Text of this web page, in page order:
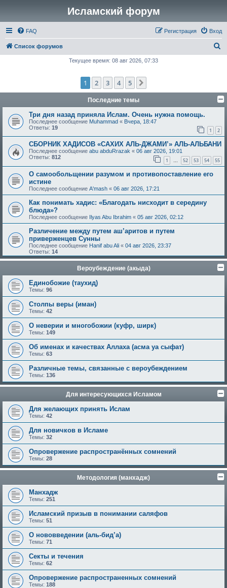
Исламский форум
FAQ Вход
Регистрация
Список форумов
к
Текущее время: 08 авг 2026, 07:33
1 2 3 4 5
Последние темы
Три дня назад приняла Ислам. Очень нужна помощь.
Последнее сообщение Muhammad « Вчера, 18:47
Ответы: 19 1 2
СБОРНИК ХАДИСОВ «САХИХ АЛЬ-ДЖАМИ’» АЛЬ-АЛЬБАНИ
Последнее сообщение abu abduRrazak « 06 авг 2026, 19:01
Ответы: 812 1 … 52 53 54 55
О самообольщении разумом и противопоставление его
истине
Последнее сообщение A'mash « 06 авг 2026, 17:21
Как понимать хадис: «Благодать нисходит в середину
блюда»?
Последнее сообщение Ilyas Abu Ibrahim « 05 авг 2026, 02:12
Различение между путем аш’аритов и путем
приверженцев Сунны
Последнее сообщение Hanif abu Ali « 04 авг 2026, 23:37
Ответы: 14
Вероубеждение (акыда)
Единобожие (таухид)
Темы: 96
Столпы веры (иман)
Темы: 42
О неверии и многобожии (куфр, ширк)
Темы: 149
Об именах и качествах Аллаха (асма уа сыфат)
Темы: 63
Различные темы, связанные с вероубеждением
Темы: 136
Для интересующихся Исламом
Для желающих принять Ислам
Темы: 42
Для новичков в Исламе
Темы: 32
Опровержение распространённых сомнений
Темы: 28
Методология (манхадж)
Манхадж
Темы: 251
Исламский призыв в понимании саляфов
Темы: 51
О нововведении (аль-бид’а)
Темы: 71
Секты и течения
Темы: 62
Опровержение распространенных сомнений
Темы: 188